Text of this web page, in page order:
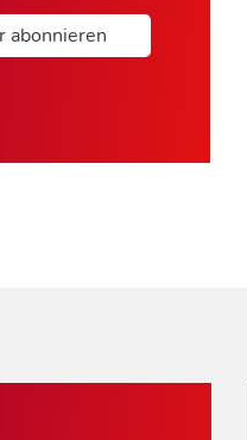
abonnieren